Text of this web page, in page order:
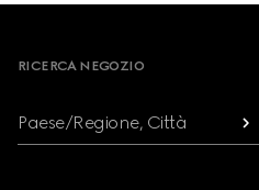
Footer
RICERCA NEGOZIO
Paese/Regione, Città